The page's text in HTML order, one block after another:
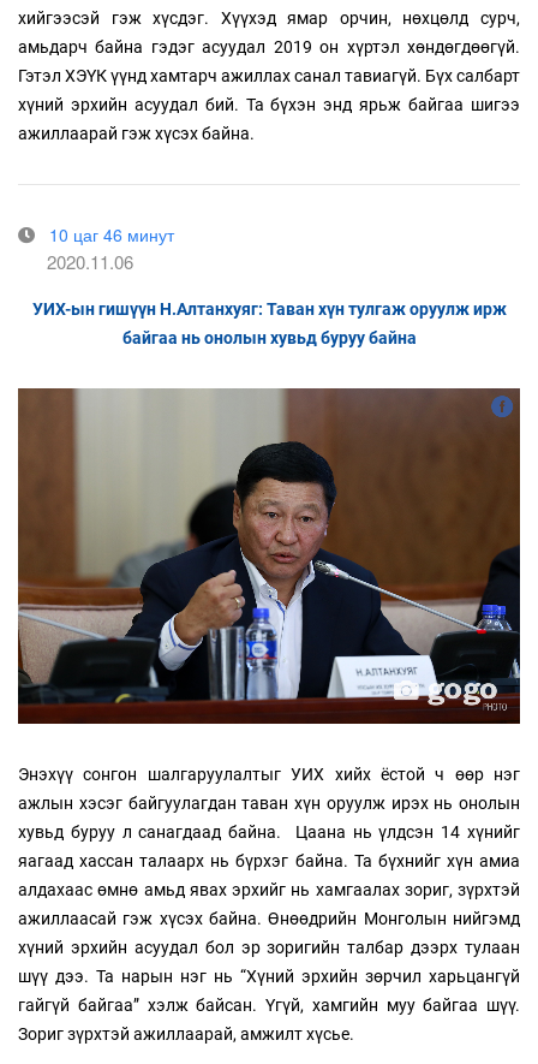
хийгээсэй гэж хүсдэг. Хүүхэд ямар орчин, нөхцөлд сурч,
амьдарч байна гэдэг асуудал 2019 он хүртэл хөндөгдөөгүй.
Гэтэл ХЭҮК үүнд хамтарч ажиллах санал тавиагүй. Бүх салбарт
хүний эрхийн асуудал бий. Та бүхэн энд ярьж байгаа шигээ
ажиллаарай гэж хүсэх байна.
10 цаг 46 минут
2020.11.06
УИХ-ын гишүүн Н.Алтанхуяг: Таван хүн тулгаж оруулж ирж
байгаа нь онолын хувьд буруу байна
Энэхүү сонгон шалгаруулалтыг УИХ хийх ёстой ч өөр нэг
ажлын хэсэг байгуулагдан таван хүн оруулж ирэх нь онолын
хувьд буруу л санагдаад байна. Цаана нь үлдсэн 14 хүнийг
яагаад хассан талаарх нь бүрхэг байна. Та бүхнийг хүн амиа
алдахаас өмнө амьд явах эрхийг нь хамгаалах зориг, зүрхтэй
ажиллаасай гэж хүсэх байна. Өнөөдрийн Монголын нийгэмд
хүний эрхийн асуудал бол эр зоригийн талбар дээрх тулаан
шүү дээ. Та нарын нэг нь “Хүний эрхийн зөрчил харьцангүй
гайгүй байгаа” хэлж байсан. Үгүй, хамгийн муу байгаа шүү.
Зориг зүрхтэй ажиллаарай, амжилт хүсье.